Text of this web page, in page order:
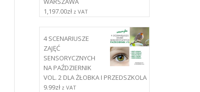
1,197.00zł z VAT
4 SCENARIUSZE
ZAJĘĆ
SENSORYCZNYCH
NA PAŹDZIERNIK
VOL. 2 DLA ŻŁOBKA I PRZEDSZKOLA
9.99zł z VAT